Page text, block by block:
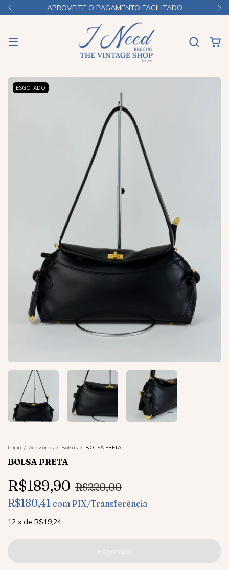
APROVEITE O PAGAMENTO FACILITADO
ESGOTADO
Início / Acessórios / Bolsas / BOLSA PRETA
BOLSA PRETA
R$189,90 R$220,00
R$180,41 com PIX/Transferência
12 x de R$19,24